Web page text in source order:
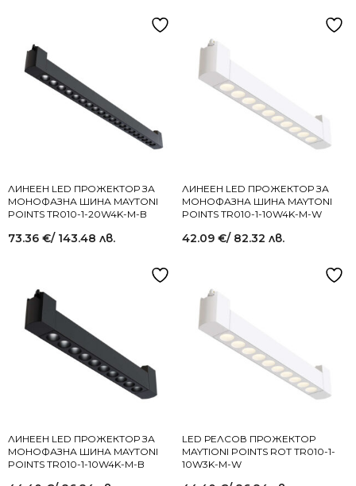
ЛИНЕЕН LED ПРОЖЕКТОР ЗА
МОНОФАЗНА ШИНА MAYTONI
POINTS TR010-1-20W4K-M-B
73.36 €/ 143.48 лв.
ЛИНЕЕН LED ПРОЖЕКТОР ЗА
МОНОФАЗНА ШИНА MAYTONI
POINTS TR010-1-10W4K-M-W
42.09 €/ 82.32 лв.
ЛИНЕЕН LED ПРОЖЕКТОР ЗА
МОНОФАЗНА ШИНА MAYTONI
POINTS TR010-1-10W4K-M-B
LED РЕЛСОВ ПРОЖЕКТОР
MAYTIONI POINTS ROT TR010-1-
10W3K-M-W